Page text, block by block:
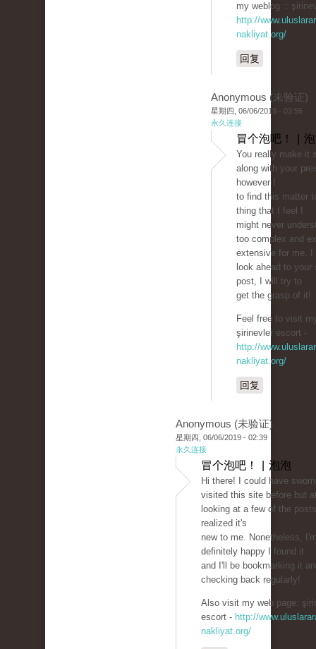
my weblog ::
http://
nakliyat.org/
回复
Anonymous (未验证)
星期四, 06/06/2019 - 03:56
永久连接
冒个泡吧！ |
You really make it
along with your
however I
to find this matter
thing that I feel I
might never
too complex and
extensive for me. I
look ahead to your
post, I will try to
get the grasp of it!
Feel free to visit
şirinevler escort -
http://
nakliyat.org/
回复
Anonymous (未验证)
星期四, 06/06/2019 - 02:39
永久连接
冒个泡吧！ | 泡泡
Hi there! I could have
visited this site before but
looking at a few of the
realized it's
new to me. Nonetheless,
definitely happy I found it
and I'll be bookmarking it
checking back regularly!
Also visit my web page:
escort - http://
nakliyat.org/